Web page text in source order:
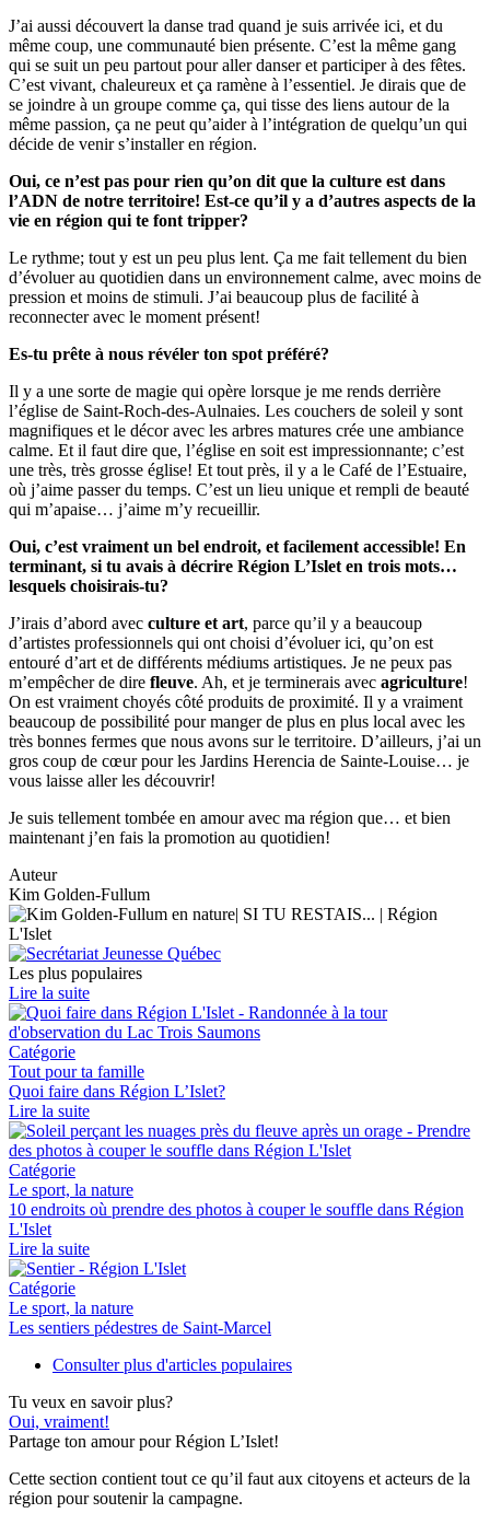
J’ai aussi découvert la danse trad quand je suis arrivée ici, et du
même coup, une communauté bien présente. C’est la même gang
qui se suit un peu partout pour aller danser et participer à des fêtes.
C’est vivant, chaleureux et ça ramène à l’essentiel. Je dirais que de
se joindre à un groupe comme ça, qui tisse des liens autour de la
même passion, ça ne peut qu’aider à l’intégration de quelqu’un qui
décide de venir s’installer en région.
Oui, ce n’est pas pour rien qu’on dit que la culture est dans
l’ADN de notre territoire! Est-ce qu’il y a d’autres aspects de la
vie en région qui te font tripper?
Le rythme; tout y est un peu plus lent. Ça me fait tellement du bien
d’évoluer au quotidien dans un environnement calme, avec moins de
pression et moins de stimuli. J’ai beaucoup plus de facilité à
reconnecter avec le moment présent!
Es-tu prête à nous révéler ton spot préféré?
Il y a une sorte de magie qui opère lorsque je me rends derrière
l’église de Saint-Roch-des-Aulnaies. Les couchers de soleil y sont
magnifiques et le décor avec les arbres matures crée une ambiance
calme. Et il faut dire que, l’église en soit est impressionnante; c’est
une très, très grosse église! Et tout près, il y a le Café de l’Estuaire,
où j’aime passer du temps. C’est un lieu unique et rempli de beauté
qui m’apaise… j’aime m’y recueillir.
Oui, c’est vraiment un bel endroit, et facilement accessible! En
terminant, si tu avais à décrire Région L’Islet en trois mots…
lesquels choisirais-tu?
J’irais d’abord avec culture et art, parce qu’il y a beaucoup
d’artistes professionnels qui ont choisi d’évoluer ici, qu’on est
entouré d’art et de différents médiums artistiques. Je ne peux pas
m’empêcher de dire fleuve. Ah, et je terminerais avec agriculture!
On est vraiment choyés côté produits de proximité. Il y a vraiment
beaucoup de possibilité pour manger de plus en plus local avec les
très bonnes fermes que nous avons sur le territoire. D’ailleurs, j’ai un
gros coup de cœur pour les Jardins Herencia de Sainte-Louise… je
vous laisse aller les découvrir!
Je suis tellement tombée en amour avec ma région que… et bien
maintenant j’en fais la promotion au quotidien!
Auteur
Kim Golden-Fullum
Les plus populaires
Lire la suite
Catégorie
Tout pour ta famille
Quoi faire dans Région L’Islet?
Lire la suite
Catégorie
Le sport, la nature
10 endroits où prendre des photos à couper le souffle dans Région
L'Islet
Lire la suite
Catégorie
Le sport, la nature
Les sentiers pédestres de Saint-Marcel
Consulter plus d'articles populaires
Tu veux en savoir plus?
Oui, vraiment!
Partage ton amour pour Région L’Islet!
Cette section contient tout ce qu’il faut aux citoyens et acteurs de la
région pour soutenir la campagne.